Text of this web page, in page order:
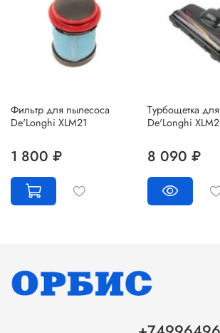
Фильтр для пылесоса
De'Longhi XLM21
1 800 ₽
Турбощетка
De'Longhi
8 090 ₽